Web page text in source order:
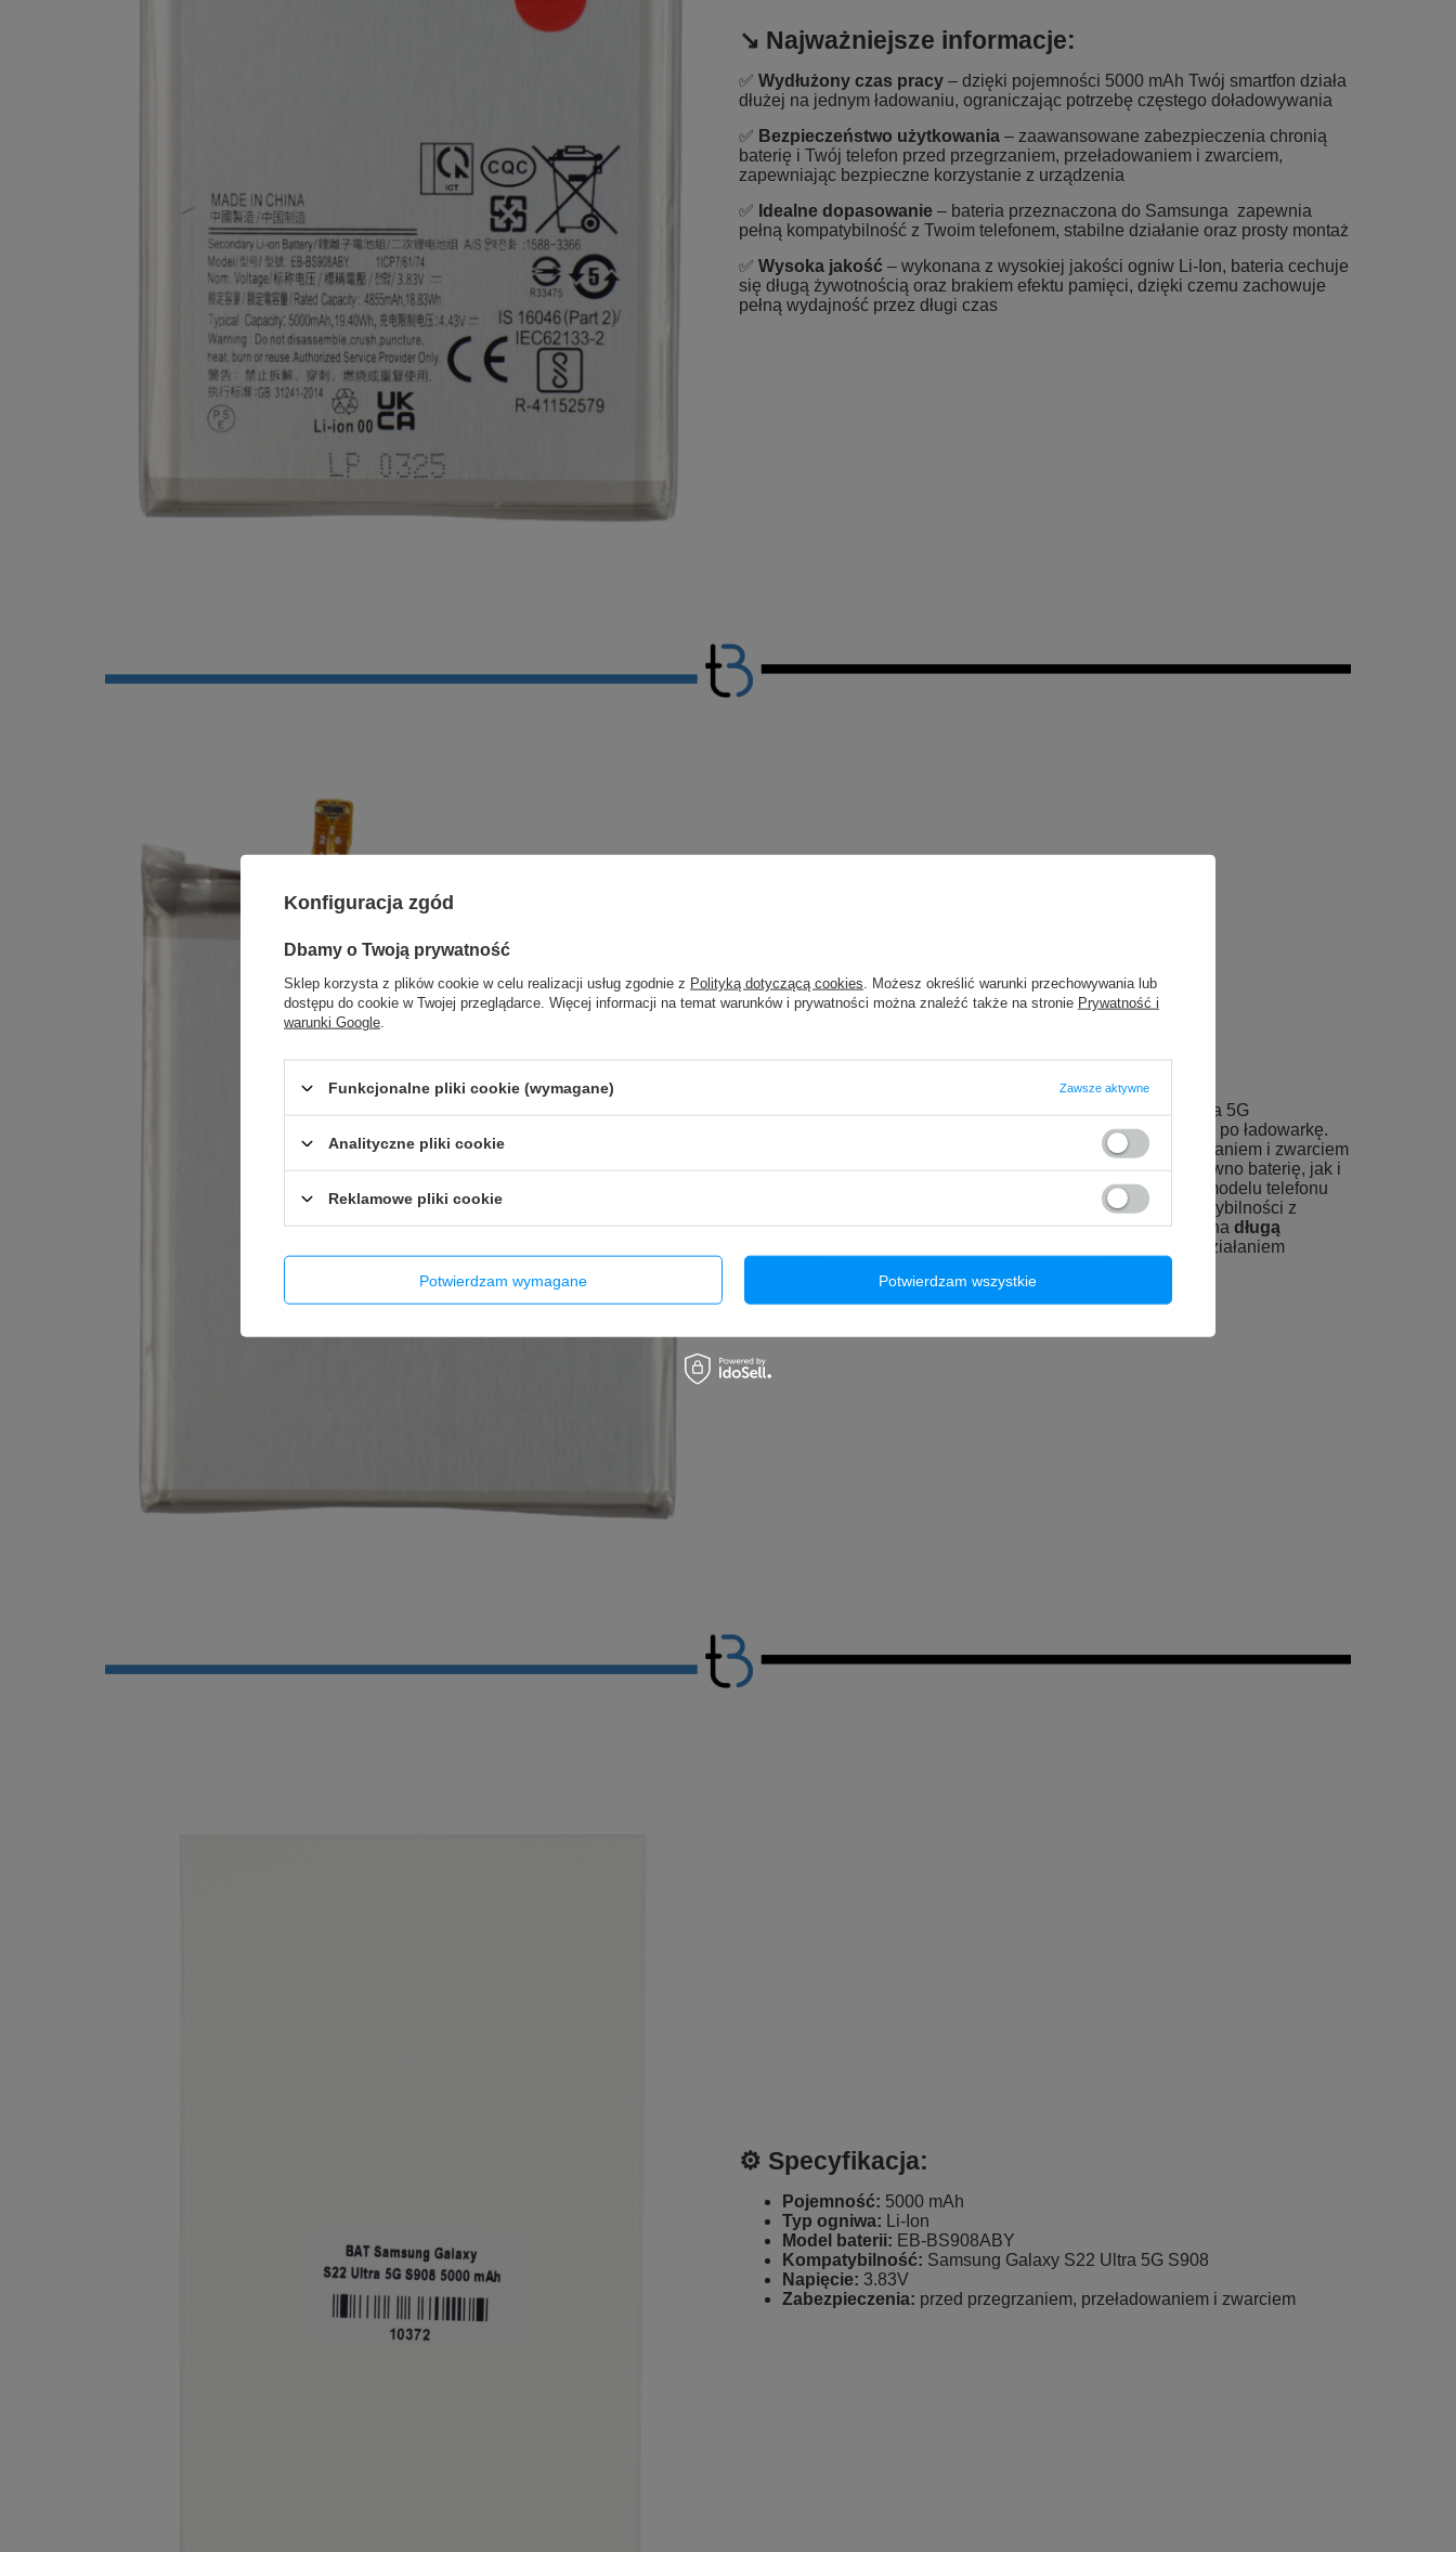
↘️ Najważniejsze informacje:
✅ Wydłużony czas pracy – dzięki pojemności 5000 mAh Twój smartfon działa
dłużej na jednym ładowaniu, ograniczając potrzebę częstego doładowywania
✅ Bezpieczeństwo użytkowania – zaawansowane zabezpieczenia chronią
baterię i Twój telefon przed przegrzaniem, przeładowaniem i zwarciem,
zapewniając bezpieczne korzystanie z urządzenia
✅ Idealne dopasowanie – bateria przeznaczona do Samsunga zapewnia
pełną kompatybilność z Twoim telefonem, stabilne działanie oraz prosty montaż
✅ Wysoka jakość – wykonana z wysokiej jakości ogniw Li-Ion, bateria cechuje
się długą żywotnością oraz brakiem efektu pamięci, dzięki czemu zachowuje
pełną wydajność przez długi czas
Twój Samsung Galaxy S22 Ultra 5G
bez potrzeby częstego sięgania po ładowarkę.
Zastosowane zabezpieczenia przed przegrzaniem, przeładowaniem i zwarciem
oraz chronią zarówno baterię, jak i
idealnie dopasowanado Twojego modelu telefonu
dzięki czemu masz pewność łatwego montażu i pełnej kompatybilności z
urządzeniem. Wysokiej jakości ogniwa Li-Ion przekładają się na długą
, co pozwoli Ci cieszyć się niezawodnym działaniem
Twojego telefonu przez długi czas.
⚙️ Specyfikacja:
Pojemność: 5000 mAh
Typ ogniwa: Li-Ion
Model baterii: EB-BS908ABY
Kompatybilność: Samsung Galaxy S22 Ultra 5G S908
Napięcie: 3.83V
Zabezpieczenia: przed przegrzaniem, przeładowaniem i zwarciem
Konfiguracja zgód
Dbamy o Twoją prywatność
Sklep korzysta z plików cookie w celu realizacji usług zgodnie z Polityką dotyczącą cookies . Możesz określić warunki przechowywania lub
dostępu do cookie w Twojej przeglądarce. Więcej informacji na temat warunków i prywatności można znaleźć także na stronie Prywatność i
warunki Google
Funkcjonalne pliki cookie (wymagane) Zawsze aktywne
Analityczne pliki cookie
Reklamowe pliki cookie
Potwierdzam wymagane Potwierdzam wszystkie